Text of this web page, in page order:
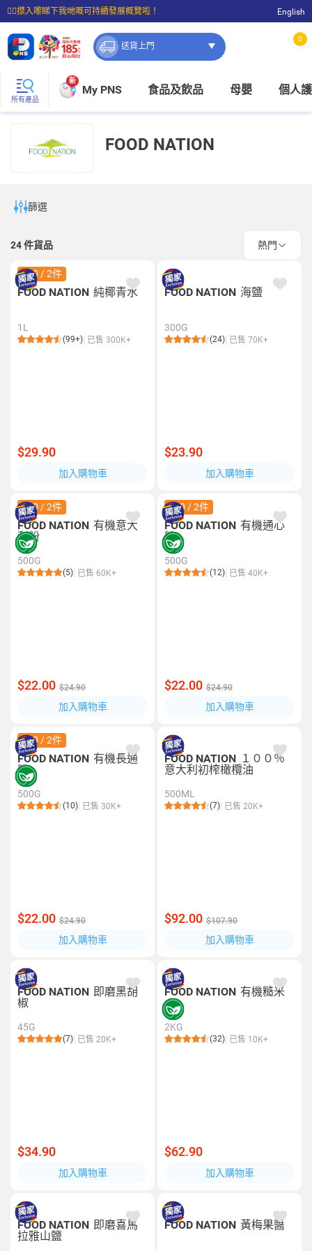
☝🏼㩒入嚟睇下我哋嘅可持續發展概覽啦！
⭐購物滿$399即享免費送貨；滿$100即可免費店取。
English
送貨上門
0
所有產品
新
My PNS 食品及飲品 母嬰 個人
FOOD NATION
篩選
24件貨品 熱門
$40 / 2件
FOOD NATION 純椰青水
1L
(99+) 已售 300K+
$29.90
加入購物車
FOOD NATION 海鹽
300G
(24) 已售 70K+
$23.90
加入購物車
$40 / 2件
FOOD NATION 有機意大
利粉
500G
(5) 已售 60K+
$22.00 $24.90
加入購物車
$40 / 2件
FOOD NATION 有機通心
粉
500G
(12) 已售 40K+
$22.00 $24.90
加入購物車
$40 / 2件
FOOD NATION 有機長通
粉
500G
(10) 已售 30K+
$22.00 $24.90
加入購物車
FOOD NATION １００％
意大利初榨橄欖油
500ML
(7) 已售 20K+
$92.00 $107.90
加入購物車
FOOD NATION 即磨黑胡
椒
45G
(7) 已售 20K+
$34.90
加入購物車
FOOD NATION 有機糙米
2KG
(32) 已售 10K+
$62.90
加入購物車
FOOD NATION 即磨喜馬
拉雅山鹽
FOOD NATION 黃梅果醬